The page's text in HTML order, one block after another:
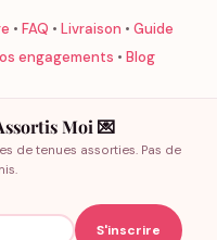
• FAQ • Livraison • Guide
engagements • Blog
Moi 💌
de tenues assorties. Pas de